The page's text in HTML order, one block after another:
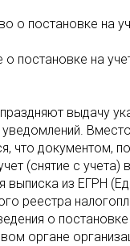
о постановке на
о постановке на
выдачу
уведомлений.
что документом,
(снятие с учета)
выписка из ЕГРН
реестра
о постановке
органе